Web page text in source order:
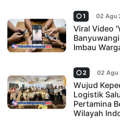
1 02 Agu
Viral Video
Imbau
2 02 Agu
Wujud
Logistik
Pertamina
Wilayah